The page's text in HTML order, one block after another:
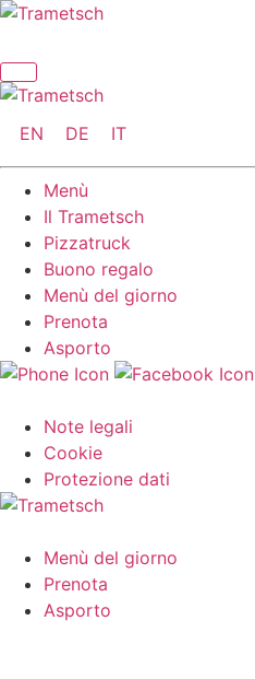
Vai
contenuto
EN DE IT
Menù
Il Trametsch
Pizzatruck
Buono regalo
Menù del giorno
Prenota
Asporto
Note legali
Cookie
Protezione dati
Menù del giorno
Prenota
Asporto